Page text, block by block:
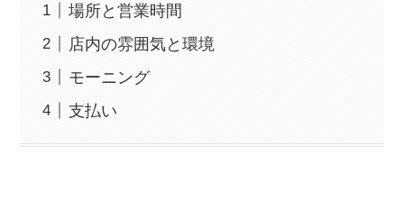
場所と営業時間
店内の雰囲気と環境
モーニング
支払い